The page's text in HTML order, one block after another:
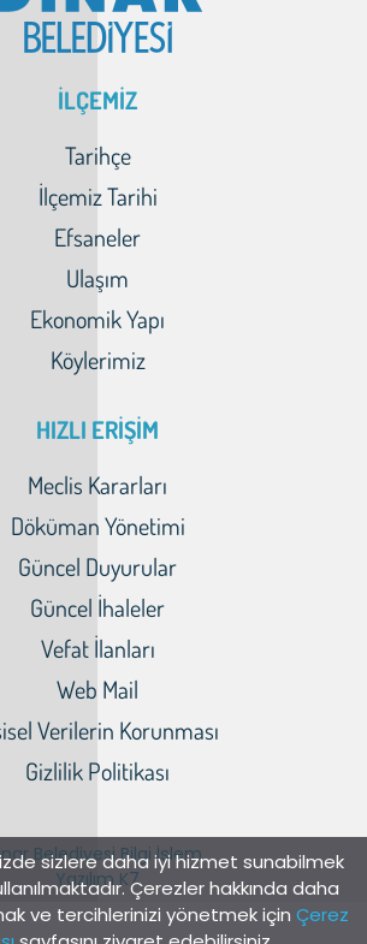
sizlere daha iyi hizmet sunabilmek
Çerezler hakkında daha
ve tercihlerinizi yönetmek için Çerez
İLÇEMİZ
Tarihçe
İlçemiz Tarihi
Efsaneler
Ulaşım
Ekonomik Yapı
Köylerimiz
HIZLI ERİŞİM
Meclis Kararları
Döküman Yönetimi
Güncel Duyurular
Güncel İhaleler
Vefat İlanları
Web Mail
Verilerin Korunması
Gizlilik Politikası
Belediyesi Bilgi İşlem
Yazılım K7